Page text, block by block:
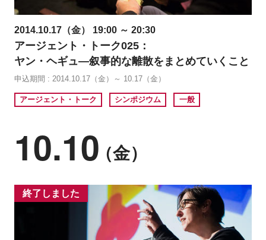
2014.10.17（金） 19:00 ～ 20:30
アージェント・トーク025：
ヤン・ヘギュ―叙事的な離散をまとめていくこと
申込期間 : 2014.10.17（金）～ 10.17（金）
アージェント・トーク シンポジウム 一般
10.10（金）
終了しました